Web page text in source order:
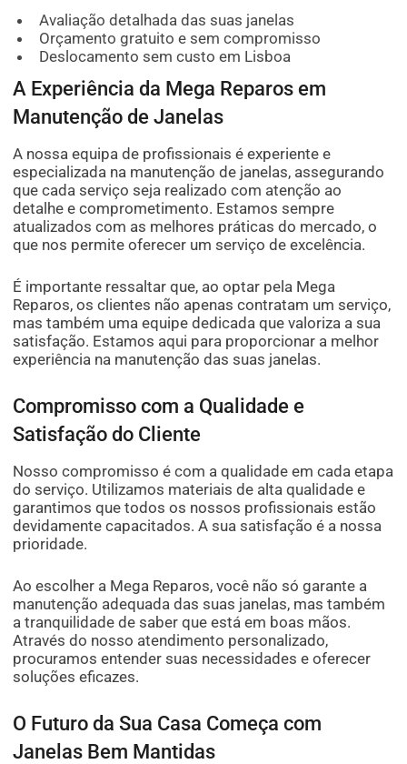
Avaliação detalhada das suas janelas
Orçamento gratuito e sem compromisso
Deslocamento sem custo em Lisboa
A Experiência da Mega Reparos em
Manutenção de Janelas
A nossa equipa de profissionais é experiente e
especializada na manutenção de janelas, assegurando
que cada serviço seja realizado com atenção ao
detalhe e comprometimento. Estamos sempre
atualizados com as melhores práticas do mercado, o
que nos permite oferecer um serviço de excelência.
É importante ressaltar que, ao optar pela Mega
Reparos, os clientes não apenas contratam um serviço,
mas também uma equipe dedicada que valoriza a sua
satisfação. Estamos aqui para proporcionar a melhor
experiência na manutenção das suas janelas.
Compromisso com a Qualidade e
Satisfação do Cliente
Nosso compromisso é com a qualidade em cada etapa
do serviço. Utilizamos materiais de alta qualidade e
garantimos que todos os nossos profissionais estão
devidamente capacitados. A sua satisfação é a nossa
prioridade.
Ao escolher a Mega Reparos, você não só garante a
manutenção adequada das suas janelas, mas também
a tranquilidade de saber que está em boas mãos.
Através do nosso atendimento personalizado,
procuramos entender suas necessidades e oferecer
soluções eficazes.
O Futuro da Sua Casa Começa com
Janelas Bem Mantidas